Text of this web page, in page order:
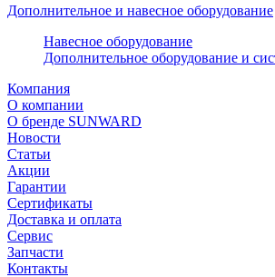
Дополнительное и навесное оборудование
Навесное оборудование
Дополнительное оборудование и
Компания
О компании
О бренде SUNWARD
Новости
Статьи
Акции
Гарантии
Сертификаты
Доставка и оплата
Сервис
Запчасти
Контакты